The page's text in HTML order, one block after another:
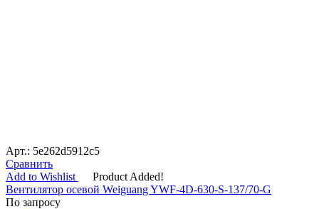
Арт.: 5e262d5912c5
Сравнить
Add to Wishlist
Product Added!
Вентилятор осевой Weiguang YWF-4D-630-S-137/70-G
По запросу